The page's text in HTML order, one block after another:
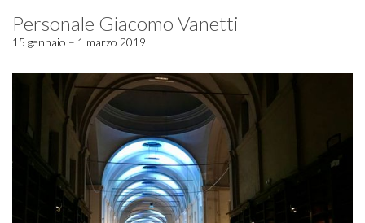
Personale Giacomo Vanetti
15 gennaio – 1 marzo 2019